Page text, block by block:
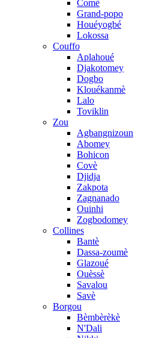
Comè
Grand-popo
Houéyogbé
Lokossa
Couffo
Aplahoué
Djakotomey
Dogbo
Klouékanmè
Lalo
Toviklin
Zou
Agbangnizoun
Abomey
Bohicon
Covè
Djidja
Zakpota
Zagnanado
Ouinhi
Zogbodomey
Collines
Bantè
Dassa-zoumè
Glazoué
Ouèssè
Savalou
Savè
Borgou
Bèmbèrèkè
N'Dali